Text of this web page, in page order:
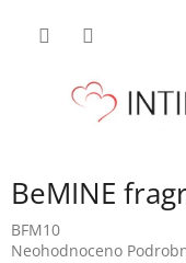
BeMINE
BFM10
Průměrné
Neohodnoceno